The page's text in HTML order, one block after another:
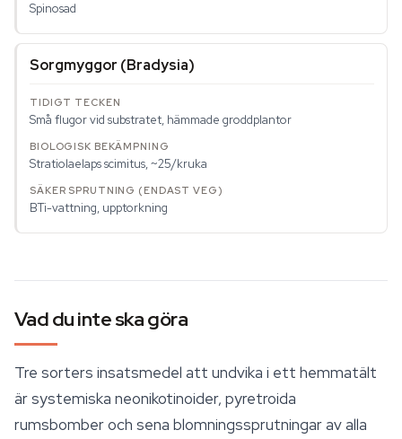
Spinosad
Sorgmyggor (Bradysia)
Små flugor vid substratet, hämmade groddplantor
Stratiolaelaps scimitus, ~25/kruka
BTi-vattning, upptorkning
Vad du inte ska göra
Tre sorters insatsmedel att undvika i ett hemmatält
är systemiska neonikotinoider, pyretroida
rumsbomber och sena blomningssprutningar av alla